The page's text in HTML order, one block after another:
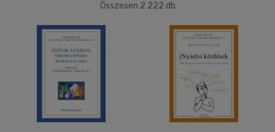
Korosztály szerint
mind(1)
Gyermek és ifjúsági
Összesen 2 222 db